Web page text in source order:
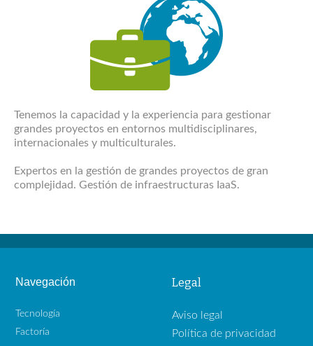
Tenemos la capacidad y la experiencia para gestionar
grandes proyectos en entornos multidisciplinares,
internacionales y multiculturales.
Expertos en la gestión de grandes proyectos de gran
complejidad. Gestión de infraestructuras IaaS.
Navegación
Tecnología
Factoría
Legal
Aviso legal
Política de privacidad